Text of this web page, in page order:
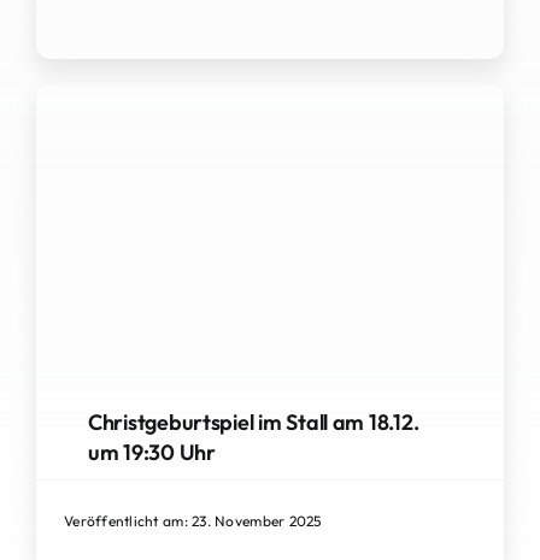
Christgeburtspiel im Stall am 18.12.
um 19:30 Uhr
Veröffentlicht am: 23. November 2025